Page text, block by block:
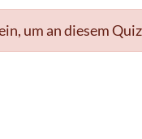
um an diesem